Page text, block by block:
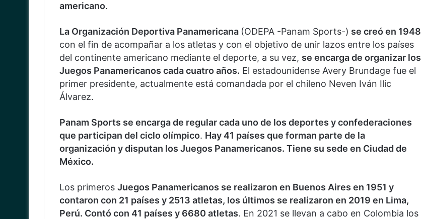
americano.
La Organización Deportiva Panamericana (ODEPA -Panam Sports-) se creó en 1948
con el fin de acompañar a los atletas y con el objetivo de unir lazos entre los países
del continente americano mediante el deporte, a su vez, se encarga de organizar los
Juegos Panamericanos cada cuatro años. El estadounidense Avery Brundage fue el
primer presidente, actualmente está comandada por el chileno Neven Iván Ilic
Álvarez.
Panam Sports se encarga de regular cada uno de los deportes y confederaciones
que participan del ciclo olímpico. Hay 41 países que forman parte de la
organización y disputan los Juegos Panamericanos. Tiene su sede en Ciudad de
México.
Los primeros Juegos Panamericanos se realizaron en Buenos Aires en 1951 y
contaron con 21 países y 2513 atletas, los últimos se realizaron en 2019 en Lima,
Perú. Contó con 41 países y 6680 atletas. En 2021 se llevan a cabo en Colombia los